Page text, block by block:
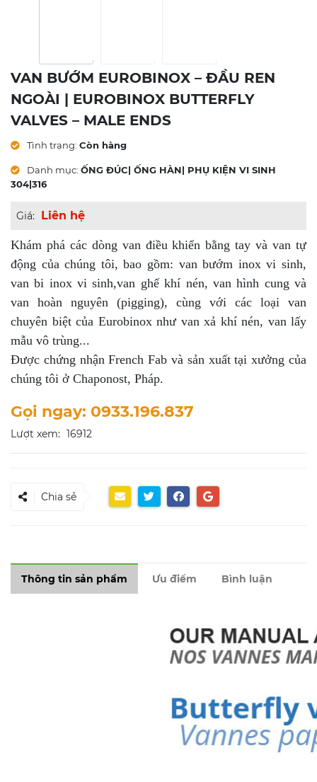
VAN BƯỚM EUROBINOX – ĐẦU REN
NGOÀI | EUROBINOX BUTTERFLY
VALVES – MALE ENDS
Tình trạng: Còn hàng
Danh mục: ỐNG ĐÚC| ỐNG HÀN| PHỤ KIỆN VI SINH
304|316
Giá: Liên hệ
Khám phá các dòng van điều khiển bằng tay và van tự
động của chúng tôi, bao gồm: van bướm inox vi sinh,
van bi inox vi sinh,van ghế khí nén, van hình cung và
van hoàn nguyên (pigging), cùng với các loại van
chuyên biệt của Eurobinox như van xả khí nén, van lấy
mẫu vô trùng...
Được chứng nhận French Fab và sản xuất tại xưởng của
chúng tôi ở Chaponost, Pháp.
Gọi ngay: 0933.196.837
Lượt xem: 16912
Chia sẻ
Thông tin sản phẩm Ưu điểm Bình luận